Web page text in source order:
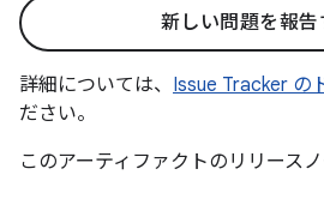
新しい問題を報告
詳細については、 Issue Tracker の
ださい。
このアーティファクトのリリース